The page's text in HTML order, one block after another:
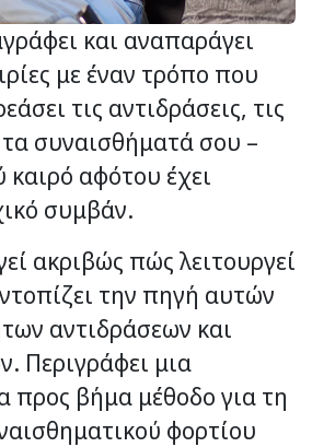
και αναπαράγει
με έναν τρόπο που
τις αντιδράσεις, τις
συναισθήματά σου –
αφότου έχει
συμβάν.
ακριβώς πώς λειτουργεί
την πηγή αυτών
αντιδράσεων και
Περιγράφει μια
προς βήμα μέθοδο για τη
φορτίου